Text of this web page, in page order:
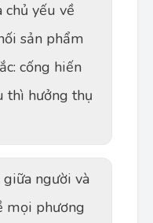
yếu về
sản phẩm
cống hiến
thì hưởng thụ
người và
mọi phương